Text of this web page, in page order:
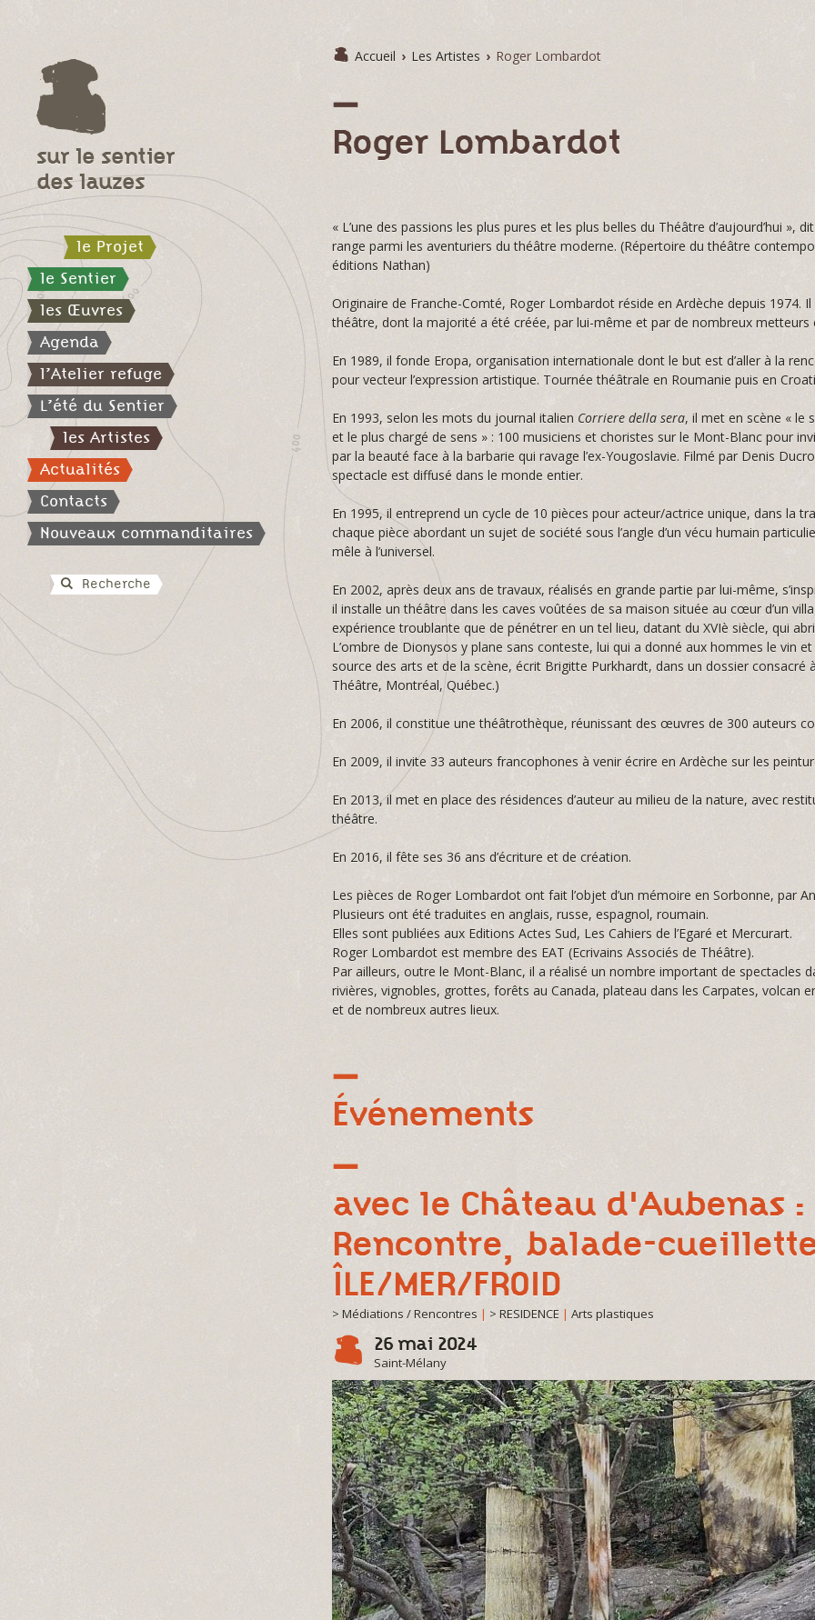
sur le sentier
des lauzes
le Projet
le Sentier
les Œuvres
Agenda
l’Atelier refuge
L’été du Sentier
les Artistes
Actualités
Contacts
Nouveaux commanditaires
Recherche
Accueil › Les Artistes › Roger Lombardot
Roger Lombardot
« L’une des passions les plus pures et les plus belles du Théâtre d’aujourd’hui »,
range parmi les aventuriers du théâtre moderne. (Répertoire du théâtre
éditions Nathan)
Originaire de Franche-Comté, Roger Lombardot réside en Ardèche depuis 1974. Il
théâtre, dont la majorité a été créée, par lui-même et par de nombreux metteurs
En 1989, il fonde Eropa, organisation internationale dont le but est d’aller à la
pour vecteur l’expression artistique. Tournée théâtrale en Roumanie puis en
En 1993, selon les mots du journal italien Corriere della sera, il met en scène « le
et le plus chargé de sens » : 100 musiciens et choristes sur le Mont-Blanc pour
par la beauté face à la barbarie qui ravage l’ex-Yougoslavie. Filmé par Denis
spectacle est diffusé dans le monde entier.
En 1995, il entreprend un cycle de 10 pièces pour acteur/actrice unique, dans la
chaque pièce abordant un sujet de société sous l’angle d’un vécu humain
mêle à l’universel.
En 2002, après deux ans de travaux, réalisés en grande partie par lui-même,
il installe un théâtre dans les caves voûtées de sa maison située au cœur d’un
expérience troublante que de pénétrer en un tel lieu, datant du XVIè siècle, qui
L’ombre de Dionysos y plane sans conteste, lui qui a donné aux hommes le vin
source des arts et de la scène, écrit Brigitte Purkhardt, dans un dossier consacré
Théâtre, Montréal, Québec.)
En 2006, il constitue une théâtrothèque, réunissant des œuvres de 300 auteurs
En 2009, il invite 33 auteurs francophones à venir écrire en Ardèche sur les
En 2013, il met en place des résidences d’auteur au milieu de la nature, avec
théâtre.
En 2016, il fête ses 36 ans d’écriture et de création.
Les pièces de Roger Lombardot ont fait l’objet d’un mémoire en Sorbonne, par
Plusieurs ont été traduites en anglais, russe, espagnol, roumain.
Elles sont publiées aux Editions Actes Sud, Les Cahiers de l’Egaré et Mercurart.
Roger Lombardot est membre des EAT (Ecrivains Associés de Théâtre).
Par ailleurs, outre le Mont-Blanc, il a réalisé un nombre important de spectacles
rivières, vignobles, grottes, forêts au Canada, plateau dans les Carpates, volcan
et de nombreux autres lieux.
Événements
avec le Château d'Aubenas :
Rencontre, balade-
ÎLE/MER/FROID
> Médiations / Rencontres | > RESIDENCE | Arts plastiques
26 mai 2024
Saint-Mélany